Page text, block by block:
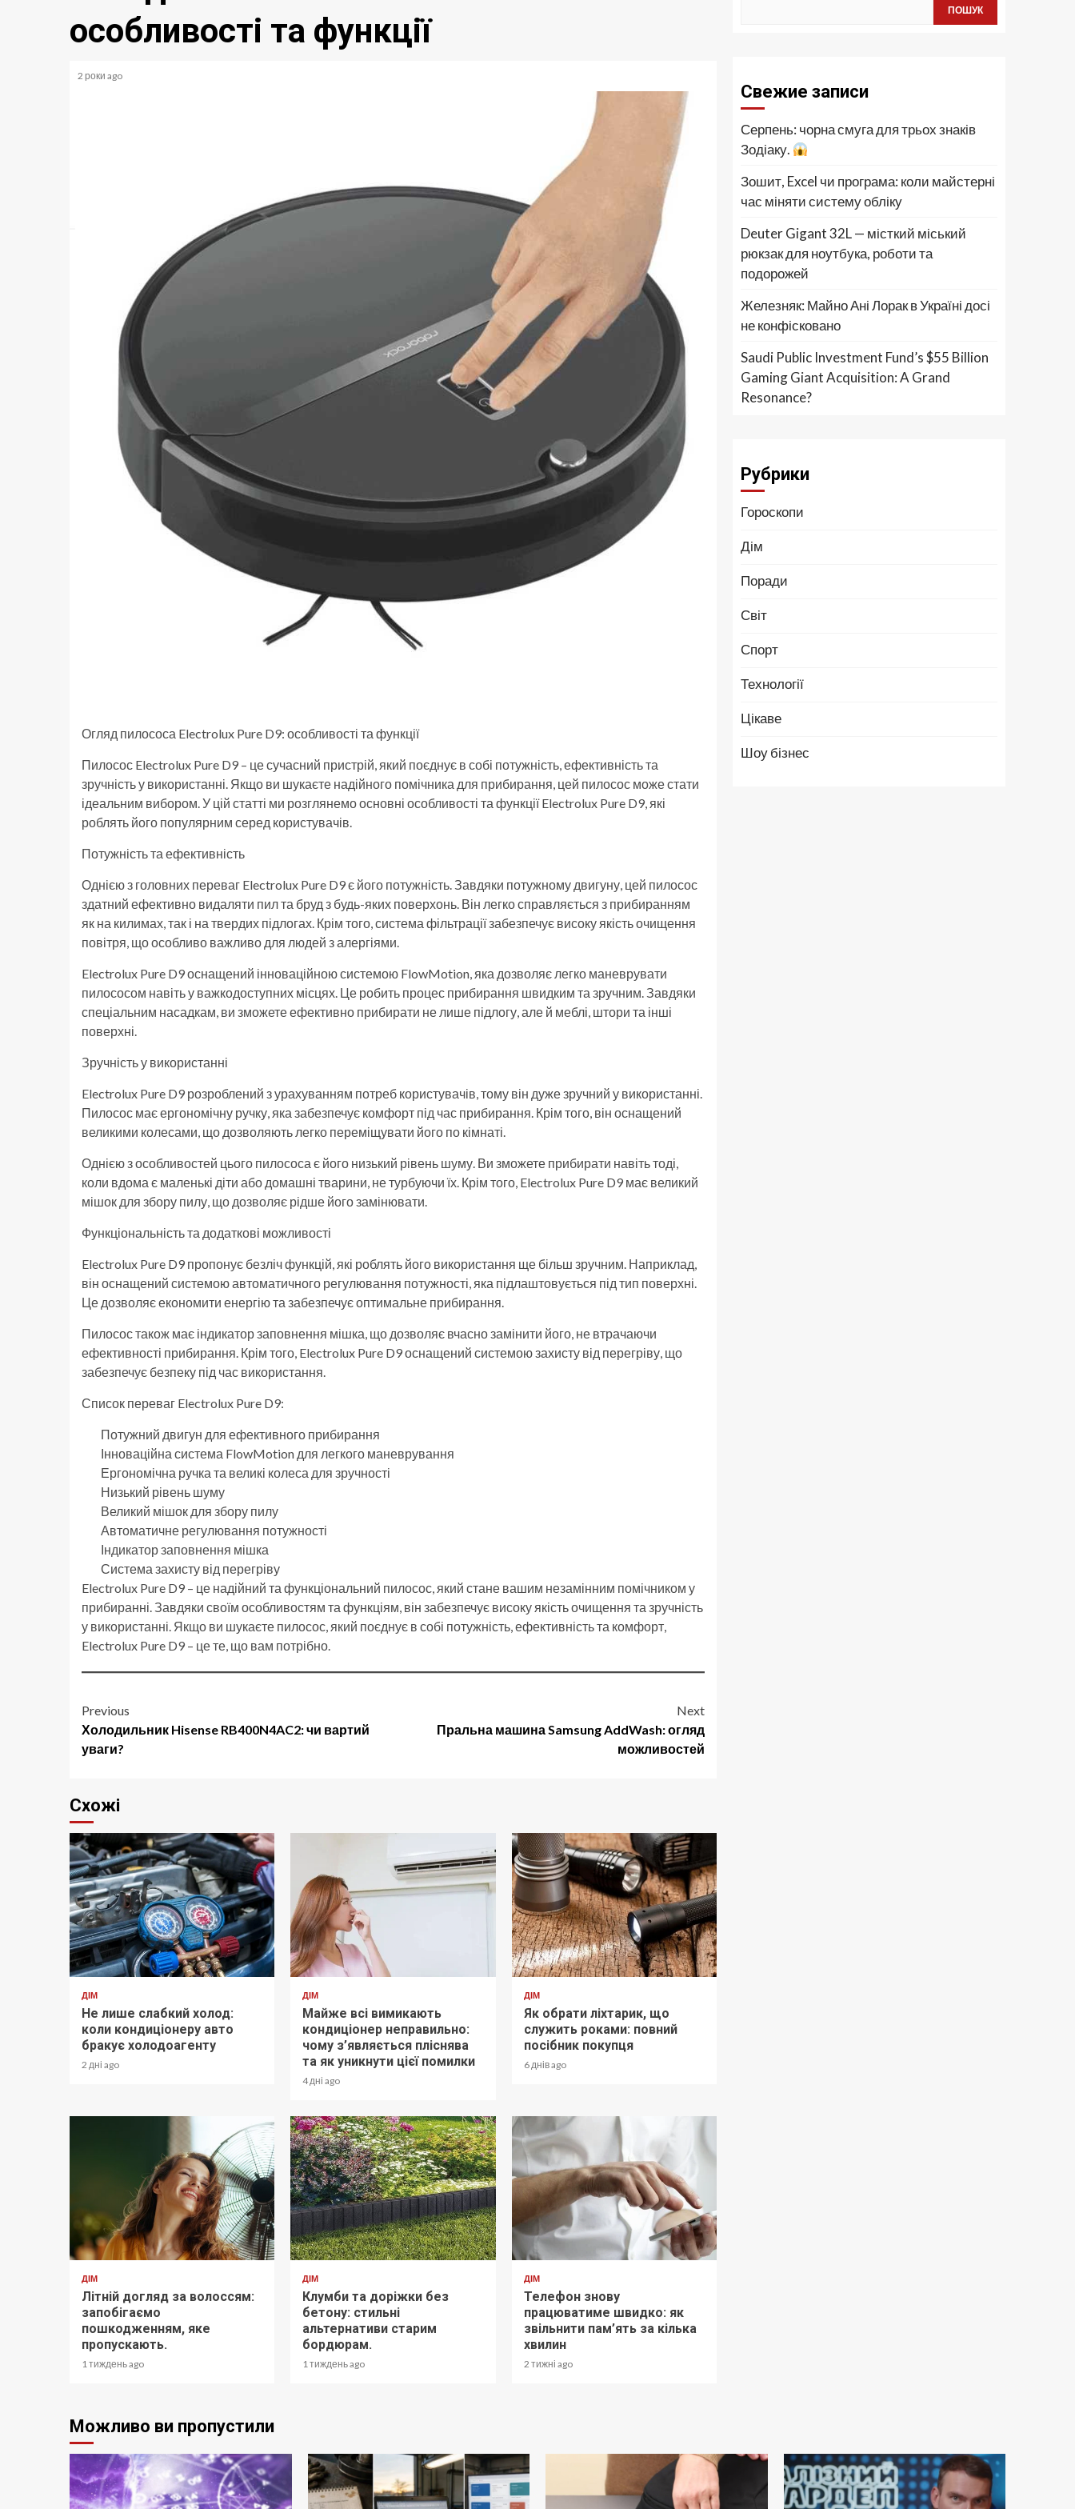
особливості та функції
2 роки ago
Огляд пилососа Electrolux Pure D9: особливості та функції
Пилосос Electrolux Pure D9 – це сучасний пристрій, який поєднує в собі потужність, ефективність та
зручність у використанні. Якщо ви шукаєте надійного помічника для прибирання, цей пилосос може стати
ідеальним вибором. У цій статті ми розглянемо основні особливості та функції Electrolux Pure D9, які
роблять його популярним серед користувачів.
Потужність та ефективність
Однією з головних переваг Electrolux Pure D9 є його потужність. Завдяки потужному двигуну, цей пилосос
здатний ефективно видаляти пил та бруд з будь-яких поверхонь. Він легко справляється з прибиранням
як на килимах, так і на твердих підлогах. Крім того, система фільтрації забезпечує високу якість очищення
повітря, що особливо важливо для людей з алергіями.
Electrolux Pure D9 оснащений інноваційною системою FlowMotion, яка дозволяє легко маневрувати
пилососом навіть у важкодоступних місцях. Це робить процес прибирання швидким та зручним. Завдяки
спеціальним насадкам, ви зможете ефективно прибирати не лише підлогу, але й меблі, штори та інші
поверхні.
Зручність у використанні
Electrolux Pure D9 розроблений з урахуванням потреб користувачів, тому він дуже зручний у використанні.
Пилосос має ергономічну ручку, яка забезпечує комфорт під час прибирання. Крім того, він оснащений
великими колесами, що дозволяють легко переміщувати його по кімнаті.
Однією з особливостей цього пилососа є його низький рівень шуму. Ви зможете прибирати навіть тоді,
коли вдома є маленькі діти або домашні тварини, не турбуючи їх. Крім того, Electrolux Pure D9 має великий
мішок для збору пилу, що дозволяє рідше його замінювати.
Функціональність та додаткові можливості
Electrolux Pure D9 пропонує безліч функцій, які роблять його використання ще більш зручним. Наприклад,
він оснащений системою автоматичного регулювання потужності, яка підлаштовується під тип поверхні.
Це дозволяє економити енергію та забезпечує оптимальне прибирання.
Пилосос також має індикатор заповнення мішка, що дозволяє вчасно замінити його, не втрачаючи
ефективності прибирання. Крім того, Electrolux Pure D9 оснащений системою захисту від перегріву, що
забезпечує безпеку під час використання.
Список переваг Electrolux Pure D9:
Потужний двигун для ефективного прибирання
Інноваційна система FlowMotion для легкого маневрування
Ергономічна ручка та великі колеса для зручності
Низький рівень шуму
Великий мішок для збору пилу
Автоматичне регулювання потужності
Індикатор заповнення мішка
Система захисту від перегріву
Electrolux Pure D9 – це надійний та функціональний пилосос, який стане вашим незамінним помічником у
прибиранні. Завдяки своїм особливостям та функціям, він забезпечує високу якість очищення та зручність
у використанні. Якщо ви шукаєте пилосос, який поєднує в собі потужність, ефективність та комфорт,
Electrolux Pure D9 – це те, що вам потрібно.
Post
navigation
Previous
Холодильник Hisense RB400N4AC2: чи вартий
уваги?
Next
Пральна машина Samsung AddWash: огляд
можливостей
Схожі
ДІМ
Не лише слабкий холод:
коли кондиціонеру авто
бракує холодоагенту
2 дні ago
ДІМ
Майже всі вимикають
кондиціонер неправильно:
чому з’являється пліснява
та як уникнути цієї помилки
4 дні ago
ДІМ
Як обрати ліхтарик, що
служить роками: повний
посібник покупця
6 днів ago
ДІМ
Літній догляд за волоссям:
запобігаємо
пошкодженням, яке
пропускають.
1 тиждень ago
ДІМ
Клумби та доріжки без
бетону: стильні
альтернативи старим
бордюрам.
1 тиждень ago
ДІМ
Телефон знову
працюватиме швидко: як
звільнити пам’ять за кілька
хвилин
2 тижні ago
ПОШУК
Свежие записи
Серпень: чорна смуга для трьох знаків
Зодіаку.
Зошит, Excel чи програма: коли майстерні
час міняти систему обліку
Deuter Gigant 32L — місткий міський
рюкзак для ноутбука, роботи та
подорожей
Железняк: Майно Ані Лорак в Україні досі
не конфісковано
Saudi Public Investment Fund’s $55 Billion
Gaming Giant Acquisition: A Grand
Resonance?
Рубрики
Гороскопи
Дім
Поради
Світ
Спорт
Технології
Цікаве
Шоу бізнес
Можливо ви пропустили